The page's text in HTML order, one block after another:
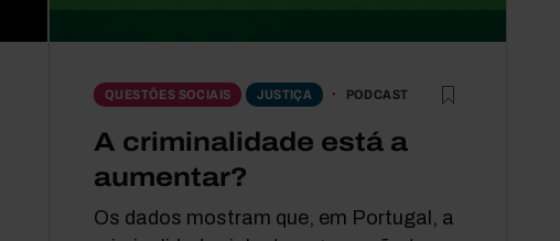
QUESTÕES SOCIAIS JUSTIÇA PODCAST
A criminalidade está a
aumentar?
Os dados mostram que, em Portugal, a